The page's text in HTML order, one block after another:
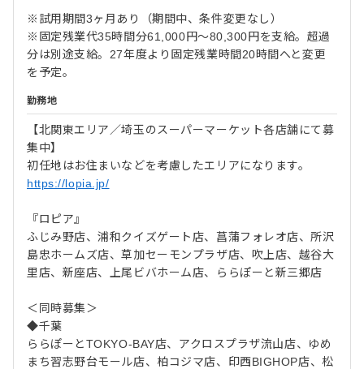
※試用期間3ヶ月あり（期間中、条件変更なし）
※固定残業代35時間分61,000円～80,300円を支給。超過
分は別途支給。27年度より固定残業時間20時間へと変更
を予定。
勤務地
【北関東エリア／埼玉のスーパーマーケット各店舗にて募
集中】
初任地はお住まいなどを考慮したエリアになります。
https://lopia.jp/
『ロピア』
ふじみ野店、浦和クイズゲート店、菖蒲フォレオ店、所沢
島忠ホームズ店、草加セーモンプラザ店、吹上店、越谷大
里店、新座店、上尾ビバホーム店、ららぽーと新三郷店
＜同時募集＞
◆千葉
ららぽーとTOKYO-BAY店、アクロスプラザ流山店、ゆめ
まち習志野台モール店、柏コジマ店、印西BIGHOP店、松